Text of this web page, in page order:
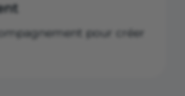
pour créer